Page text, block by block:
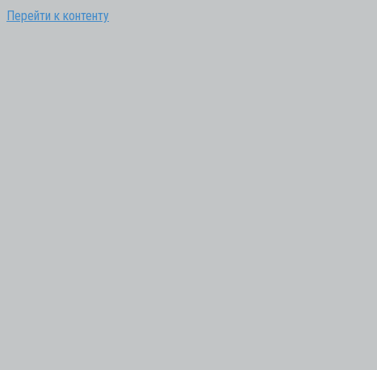
Перейти к контенту